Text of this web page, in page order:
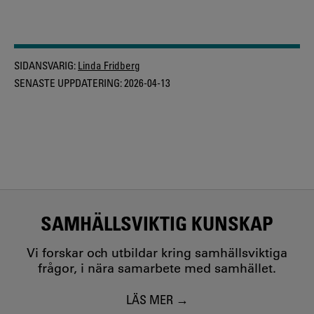
SIDANSVARIG: Linda Fridberg
SENASTE UPPDATERING:2026-04-13
SAMHÄLLSVIKTIG KUNSKAP
Vi forskar och utbildar kring samhällsviktiga
frågor, i nära samarbete med samhället.
LÄS MER